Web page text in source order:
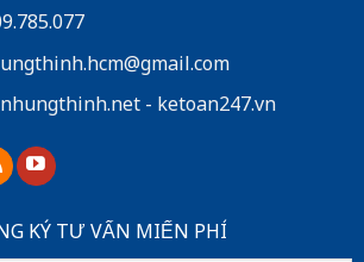
-ketoan247.vn
KÝ TƯ VẤN MIẾN PHÍ